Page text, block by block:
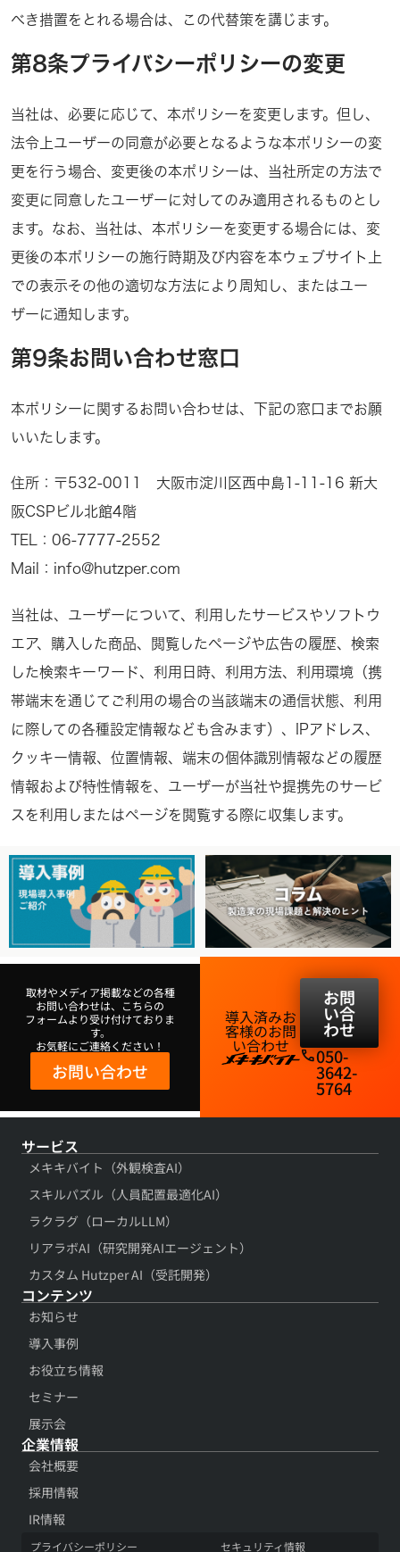
べき措置をとれる場合は、この代替策を講じます。
第8条プライバシーポリシーの変更
当社は、必要に応じて、本ポリシーを変更します。但し、
法令上ユーザーの同意が必要となるような本ポリシーの変
更を行う場合、変更後の本ポリシーは、当社所定の方法で
変更に同意したユーザーに対してのみ適用されるものとし
ます。なお、当社は、本ポリシーを変更する場合には、変
更後の本ポリシーの施行時期及び内容を本ウェブサイト上
での表示その他の適切な方法により周知し、またはユー
ザーに通知します。
第9条お問い合わせ窓口
本ポリシーに関するお問い合わせは、下記の窓口までお願
いいたします。
住所：〒532-0011 大阪市淀川区西中島1-11-16 新大
阪CSPビル北館4階
TEL：06-7777-2552
Mail：info@hutzper.com
当社は、ユーザーについて、利用したサービスやソフトウ
エア、購入した商品、閲覧したページや広告の履歴、検索
した検索キーワード、利用日時、利用方法、利用環境（携
帯端末を通じてご利用の場合の当該端末の通信状態、利用
に際しての各種設定情報なども含みます）、IPアドレス、
クッキー情報、位置情報、端末の個体識別情報などの履歴
情報および特性情報を、ユーザーが当社や提携先のサービ
スを利用しまたはページを閲覧する際に収集します。
取材やメディア掲載などの各種
お問い合わせは、こちらの
フォームより受け付けておりま
す。
お気軽にご連絡ください！
お問い合わせ
導入済みお
客様のお問
い合わせ​
お問
い合
わせ
phone050-
3642-
5764​
サービス
メキキバイト（外観検査AI）
スキルパズル（人員配置最適化AI）
ラクラグ（ローカルLLM）
リアラボAI（研究開発AIエージェント）
カスタム Hutzper AI（受託開発）
コンテンツ​
お知らせ
導入事例​
お役立ち情報​
セミナー
展示会​
企業情報
会社概要​
採用情報​
IR情報​
プライバシーポリシー​ セキュリティ情報​